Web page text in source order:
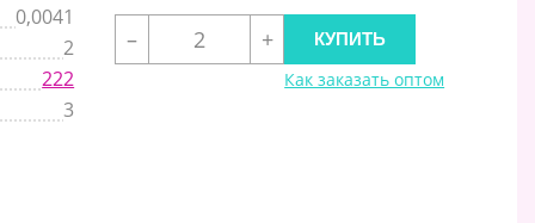
0,0041
2
222
3
–
+
Как заказать оптом